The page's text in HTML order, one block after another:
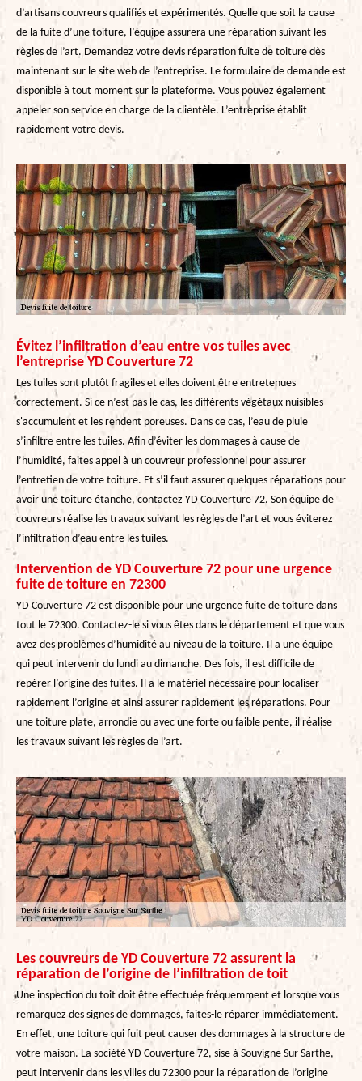
d’artisans couvreurs qualifiés et expérimentés. Quelle que soit la cause
de la fuite d’une toiture, l’équipe assurera une réparation suivant les
règles de l’art. Demandez votre devis réparation fuite de toiture dès
maintenant sur le site web de l’entreprise. Le formulaire de demande est
disponible à tout moment sur la plateforme. Vous pouvez également
appeler son service en charge de la clientèle. L’entreprise établit
rapidement votre devis.
Évitez l’infiltration d’eau entre vos tuiles avec
l’entreprise YD Couverture 72
Les tuiles sont plutôt fragiles et elles doivent être entretenues
correctement. Si ce n’est pas le cas, les différents végétaux nuisibles
s'accumulent et les rendent poreuses. Dans ce cas, l’eau de pluie
s’infiltre entre les tuiles. Afin d’éviter les dommages à cause de
l’humidité, faites appel à un couvreur professionnel pour assurer
l’entretien de votre toiture. Et s’il faut assurer quelques réparations pour
avoir une toiture étanche, contactez YD Couverture 72. Son équipe de
couvreurs réalise les travaux suivant les règles de l’art et vous éviterez
l’infiltration d’eau entre les tuiles.
Intervention de YD Couverture 72 pour une urgence
fuite de toiture en 72300
YD Couverture 72 est disponible pour une urgence fuite de toiture dans
tout le 72300. Contactez-le si vous êtes dans le département et que vous
avez des problèmes d’humidité au niveau de la toiture. Il a une équipe
qui peut intervenir du lundi au dimanche. Des fois, il est difficile de
repérer l’origine des fuites. Il a le matériel nécessaire pour localiser
rapidement l’origine et ainsi assurer rapidement les réparations. Pour
une toiture plate, arrondie ou avec une forte ou faible pente, il réalise
les travaux suivant les règles de l’art.
Les couvreurs de YD Couverture 72 assurent la
réparation de l’origine de l’infiltration de toit
Une inspection du toit doit être effectuée fréquemment et lorsque vous
remarquez des signes de dommages, faites-le réparer immédiatement.
En effet, une toiture qui fuit peut causer des dommages à la structure de
votre maison. La société YD Couverture 72, sise à Souvigne Sur Sarthe,
peut intervenir dans les villes du 72300 pour la réparation de l’origine